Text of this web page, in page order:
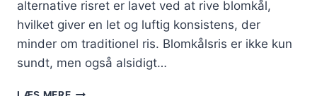
alternative risret er lavet ved at rive blomkål,
hvilket giver en let og luftig konsistens, der
minder om traditionel ris. Blomkålsris er ikke kun
sundt, men også alsidigt…
BLOMKÅLSRIS